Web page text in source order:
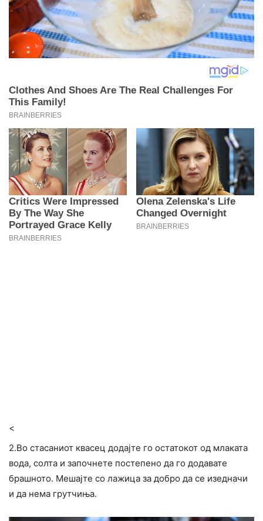
<
2.Во стасаниот квасец додајте го остатокот од млаката
вода, солта и започнете постепено да го додавате
брашното. Мешајте со лажица за добро да се изедначи
и да нема грутчиња.